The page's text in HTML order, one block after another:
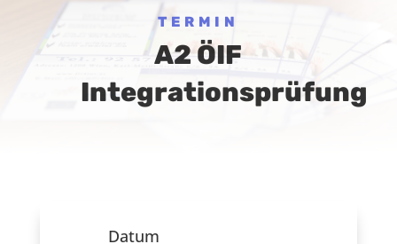
TERMIN
A2 ÖIF
Integrationsprüfung
Datum